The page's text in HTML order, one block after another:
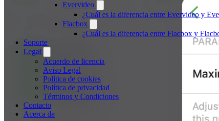
Evervideo
¿Cuál es la diferencia entre Evervideo y
Flacbox
¿Cuál es la diferencia entre Flacbox y
Soporte
Legal
Acuerdo de licencia
Aviso Legal
Política de cookies
Política de privacidad
Términos y Condiciones
Contacto
Acerca de